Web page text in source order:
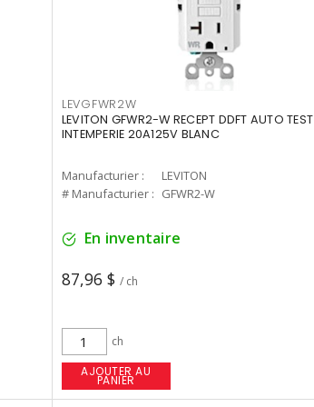
LEVGFWR2W
LEVITON GFWR2-W RECEPT DDFT AUTO TEST
INTEMPERIE 20A125V BLANC
Manufacturier :
LEVITON
# Manufacturier : GFWR2-W
En inventaire
87,96 $ / ch
ch
AJOUTER AU
PANIER